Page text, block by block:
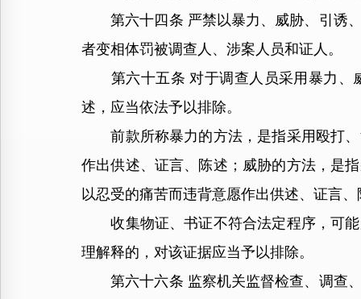
第六十四条 严禁以暴力、威胁、引诱、
者变相体罚被调查人、涉案人员和证人。
第六十五条 对于调查人员采用暴力、
述，应当依法予以排除。
前款所称暴力的方法，是指采用殴打、
作出供述、证言、陈述；威胁的方法，是
以忍受的痛苦而违背意愿作出供述、证言、
收集物证、书证不符合法定程序，可能
理解释的，对该证据应当予以排除。
第六十六条 监察机关监督检查、调查、